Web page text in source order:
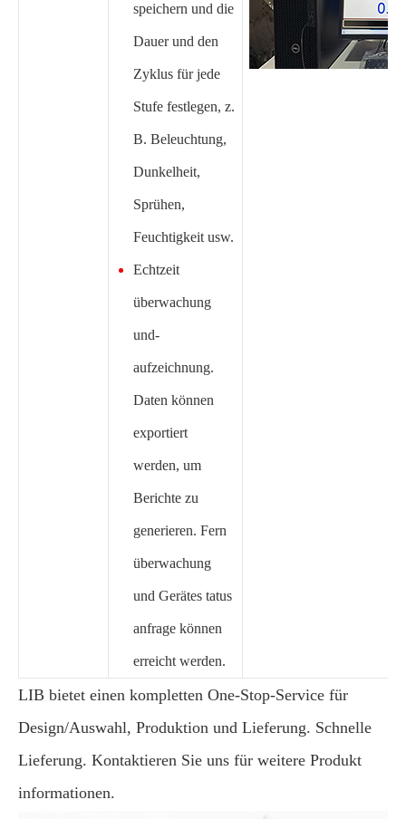
speichern und die
Dauer und den
Zyklus für jede
Stufe festlegen, z.
B. Beleuchtung,
Dunkelheit,
Sprühen,
Feuchtigkeit usw.
Echtzeit
überwachung
und-
aufzeichnung.
Daten können
exportiert
werden, um
Berichte zu
generieren. Fern
überwachung
und Gerätes tatus
anfrage können
erreicht werden.
LIB bietet einen kompletten One-Stop-Service für
Design/Auswahl, Produktion und Lieferung. Schnelle
Lieferung. Kontaktieren Sie uns für weitere Produkt
informationen.